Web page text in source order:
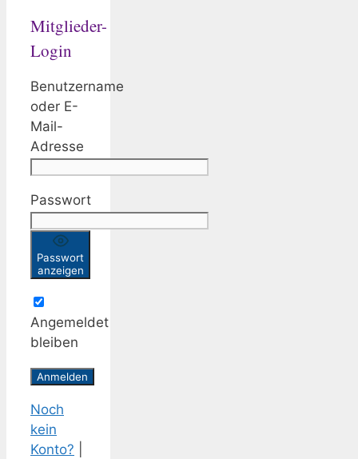
Mitglieder-
Login
Benutzername
oder E-
Mail-
Adresse
Passwort
Passwort
anzeigen
Angemeldet
bleiben
Noch
kein
Konto?